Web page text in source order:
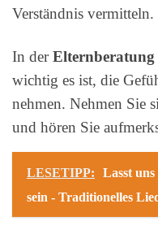
Verständnis vermitteln.
In derElternberatung
wichtig es ist, die
nehmen. Nehmen Sie
und hören Sie
LESETIPP:
Lasst
sein - Traditionelles